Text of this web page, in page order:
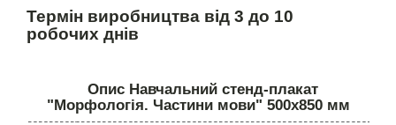
Термін виробництва від 3 до 10
робочих днів
Опис Навчальний стенд-плакат
"Морфологія. Частини мови" 500х850 мм